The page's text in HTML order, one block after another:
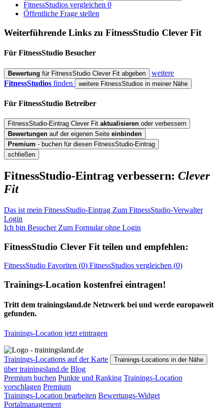
FitnessStudios vergleichen 0
Öffentliche Frage stellen
Weiterführende Links zu FitnessStudio Clever Fit
Für FitnessStudio Besucher
Bewertung für FitnessStudio Clever Fit abgeben
weitere
FitnessStudios finden weitere FitnessStudios in meiner Nähe
Für FitnessStudio Betreiber
FitnessStudio-Eintrag Clever Fit aktualisieren oder verbessern
Bewertungen auf der eigenen Seite einbinden
Premium - buchen für diesen FitnessStudio-Eintrag
schließen
FitnessStudio-Eintrag verbessern: Clever
Fit
Das ist mein FitnessStudio-Eintrag Zum FitnessStudio-Verwalter
Login
Ich bin Besucher Zum Formular ohne Login
FitnessStudio Clever Fit teilen und empfehlen:
FitnessStudio Favoriten (0) FitnessStudios vergleichen (0)
Trainings-Location kostenfrei eintragen!
Tritt dem trainingsland.de Netzwerk bei und werde europaweit
gefunden.
Trainings-Location jetzt eintragen
Trainings-Locations auf der Karte Trainings-Locations in der Nähe
über trainingsland.de Blog
Premium buchen Punkte und Ranking Trainings-Location
vorschlagen Premium
Trainings-Location bearbeiten Bewertungs-Widget
Portalmanagement